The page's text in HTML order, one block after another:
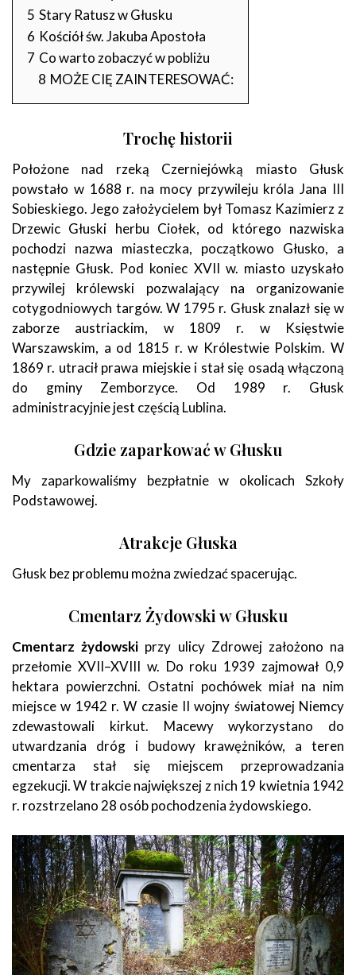
5 Stary Ratusz w Głusku
6 Kościół św. Jakuba Apostoła
7 Co warto zobaczyć w pobliżu
8 MOŻE CIĘ ZAINTERESOWAĆ:
Trochę historii
Położone nad rzeką Czerniejówką miasto Głusk
powstało w 1688 r. na mocy przywileju króla Jana III
Sobieskiego. Jego założycielem był Tomasz Kazimierz z
Drzewic Głuski herbu Ciołek, od którego nazwiska
pochodzi nazwa miasteczka, początkowo Głusko, a
następnie Głusk. Pod koniec XVII w. miasto uzyskało
przywilej królewski pozwalający na organizowanie
cotygodniowych targów. W 1795 r. Głusk znalazł się w
zaborze austriackim, w 1809 r. w Księstwie
Warszawskim, a od 1815 r. w Królestwie Polskim. W
1869 r. utracił prawa miejskie i stał się osadą włączoną
do gminy Zemborzyce. Od 1989 r. Głusk
administracyjnie jest częścią Lublina.
Gdzie zaparkować w Głusku
My zaparkowaliśmy bezpłatnie w okolicach Szkoły
Podstawowej.
Atrakcje Głuska
Głusk bez problemu można zwiedzać spacerując.
Cmentarz Żydowski w Głusku
Cmentarz żydowski przy ulicy Zdrowej założono na
przełomie XVII–XVIII w. Do roku 1939 zajmował 0,9
hektara powierzchni. Ostatni pochówek miał na nim
miejsce w 1942 r. W czasie II wojny światowej Niemcy
zdewastowali kirkut. Macewy wykorzystano do
utwardzania dróg i budowy krawężników, a teren
cmentarza stał się miejscem przeprowadzania
egzekucji. W trakcie największej z nich 19 kwietnia 1942
r. rozstrzelano 28 osób pochodzenia żydowskiego.